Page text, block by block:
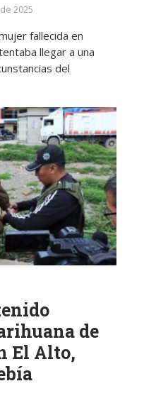
2025
fallecida en
llegar a una
del
de
El Alto,